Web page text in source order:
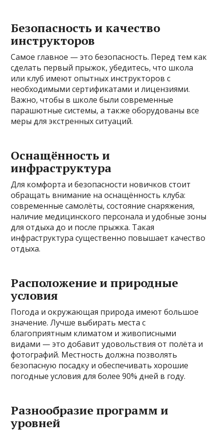
Безопасность и качество
инструкторов
Самое главное — это безопасность. Перед тем как
сделать первый прыжок, убедитесь, что школа
или клуб имеют опытных инструкторов с
необходимыми сертификатами и лицензиями.
Важно, чтобы в школе были современные
парашютные системы, а также оборудованы все
меры для экстренных ситуаций.
Оснащённость и
инфраструктура
Для комфорта и безопасности новичков стоит
обращать внимание на оснащённость клуба:
современные самолёты, состояние снаряжения,
наличие медицинского персонала и удобные зоны
для отдыха до и после прыжка. Такая
инфраструктура существенно повышает качество
отдыха.
Расположение и природные
условия
Погода и окружающая природа имеют большое
значение. Лучше выбирать места с
благоприятным климатом и живописными
видами — это добавит удовольствия от полёта и
фотографий. Местность должна позволять
безопасную посадку и обеспечивать хорошие
погодные условия для более 90% дней в году.
Разнообразие программ и
уровней